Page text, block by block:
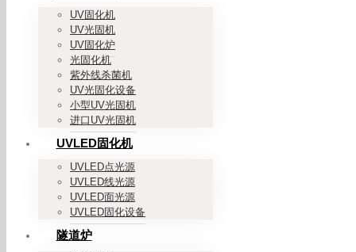
UV固化机
UV光固机
UV固化炉
光固化机
紫外线杀菌机
UV光固化设备
小型UV光固机
进口UV光固机
UVLED固化机
UVLED点光源
UVLED线光源
UVLED面光源
UVLED固化设备
隧道炉